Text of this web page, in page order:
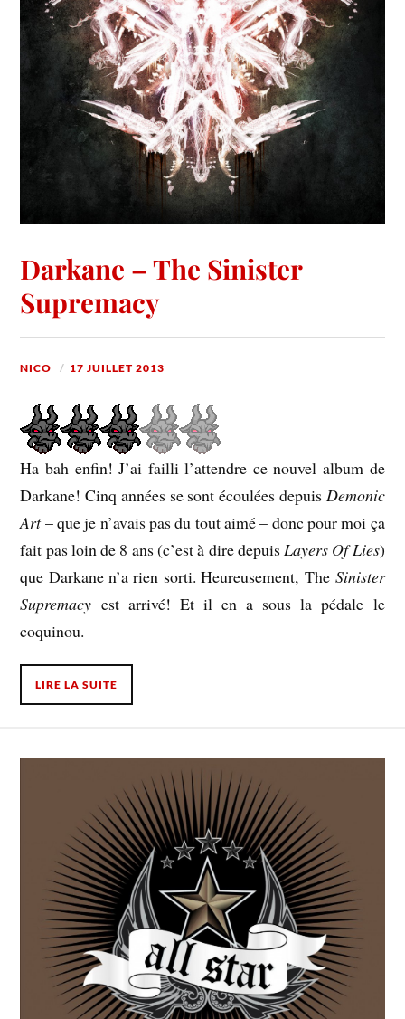
Darkane – The Sinister
Supremacy
NICO 17 JUILLET 2013
Ha bah enfin! J’ai failli l’attendre ce nouvel album de
Darkane! Cinq années se sont écoulées depuis Demonic
Art– que je n’avais pas du tout aimé – donc pour moi ça
fait pas loin de 8 ans (c’est à dire depuisLayers Of Lies)
que Darkane n’a rien sorti. Heureusement, The Sinister
Supremacy est arrivé! Et il en a sous la pédale le
coquinou.
LIRE LA SUITE